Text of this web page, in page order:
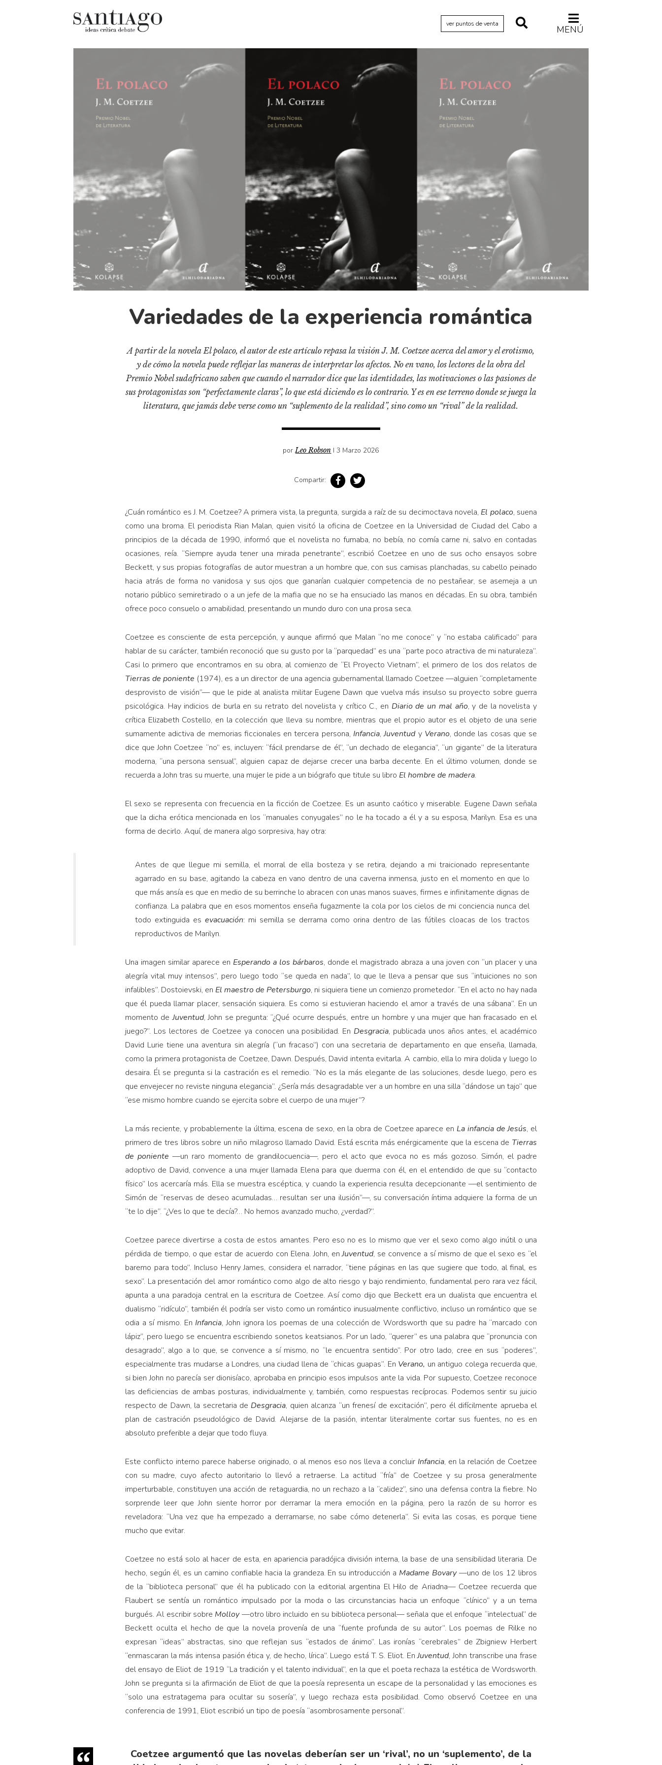
ver puntos de venta MENÚ
Archivo Cenfoto-UDP
Arquetipos de situación
Cine y televisión
Ciudad
Cómics
Diccionario portátil de la literatura
Historia material de los libros
Lagunas mentales
Libros usados
Medioambiente
Pensamiento
Pensamiento ilustrado
Personaje
Personajes secundarios
Política
Sociedad
Turismo accidental
Vidas paralelas
Voces y lecturas
Variedades de la experiencia romántica
A partir de la novela El polaco, el autor de este artículo repasa la visión J. M. Coetzee acerca del amor y el erotismo,
y de cómo la novela puede reflejar las maneras de interpretar los afectos. No en vano, los lectores de la obra del
Premio Nobel sudafricano saben que cuando el narrador dice que las identidades, las motivaciones o las pasiones de
sus protagonistas son “perfectamente claras”, lo que está diciendo es lo contrario. Y es en ese terreno donde se juega la
literatura, que jamás debe verse como un “suplemento de la realidad”, sino como un “rival” de la realidad.
porLeo Robson I 3 Marzo 2026
Compartir:
¿Cuán romántico es J. M. Coetzee? A primera vista, la pregunta, surgida a raíz de su decimoctava novela, El polaco, suena
como una broma. El periodista Rian Malan, quien visitó la oficina de Coetzee en la Universidad de Ciudad del Cabo a
principios de la década de 1990, informó que el novelista no fumaba, no bebía, no comía carne ni, salvo en contadas
ocasiones, reía. “Siempre ayuda tener una mirada penetrante”, escribió Coetzee en uno de sus ocho ensayos sobre
Beckett, y sus propias fotografías de autor muestran a un hombre que, con sus camisas planchadas, su cabello peinado
hacia atrás de forma no vanidosa y sus ojos que ganarían cualquier competencia de no pestañear, se asemeja a un
notario público semiretirado o a un jefe de la mafia que no se ha ensuciado las manos en décadas. En su obra, también
ofrece poco consuelo o amabilidad, presentando un mundo duro con una prosa seca.
Coetzee es consciente de esta percepción, y aunque afirmó que Malan “no me conoce” y “no estaba calificado” para
hablar de su carácter, también reconoció que su gusto por la “parquedad” es una “parte poco atractiva de mi naturaleza”.
Casi lo primero que encontramos en su obra, al comienzo de “El Proyecto Vietnam”, el primero de los dos relatos de
Tierras de poniente (1974), es a un director de una agencia gubernamental llamado Coetzee —alguien “completamente
desprovisto de visión”— que le pide al analista militar Eugene Dawn que vuelva más insulso su proyecto sobre guerra
psicológica. Hay indicios de burla en su retrato del novelista y crítico C., en Diario de un mal año, y de la novelista y
crítica Elizabeth Costello, en la colección que lleva su nombre, mientras que el propio autor es el objeto de una serie
sumamente adictiva de memorias ficcionales en tercera persona, Infancia,Juventudy Verano, donde las cosas que se
dice que John Coetzee “no” es, incluyen: “fácil prendarse de él”, “un dechado de elegancia”, “un gigante” de la literatura
moderna, “una persona sensual”, alguien capaz de dejarse crecer una barba decente. En el último volumen, donde se
recuerda a John tras su muerte, una mujer le pide a un biógrafo que titule su libro El hombre de madera.
El sexo se representa con frecuencia en la ficción de Coetzee. Es un asunto caótico y miserable. Eugene Dawn señala
que la dicha erótica mencionada en los “manuales conyugales” no le ha tocado a él y a su esposa, Marilyn. Esa es una
forma de decirlo. Aquí, de manera algo sorpresiva, hay otra:
Antes de que llegue mi semilla, el morral de ella bosteza y se retira, dejando a mi traicionado representante
agarrado en su base, agitando la cabeza en vano dentro de una caverna inmensa, justo en el momento en que lo
que más ansía es que en medio de su berrinche lo abracen con unas manos suaves, firmes e infinitamente dignas de
confianza. La palabra que en esos momentos enseña fugazmente la cola por los cielos de mi conciencia nunca del
todo extinguida esevacuación: mi semilla se derrama como orina dentro de las fútiles cloacas de los tractos
reproductivos de Marilyn.
Una imagen similar aparece en Esperando a los bárbaros, donde el magistrado abraza a una joven con “un placer y una
alegría vital muy intensos”, pero luego todo “se queda en nada”, lo que le lleva a pensar que sus “intuiciones no son
infalibles”. Dostoievski, en El maestro de Petersburgo, ni siquiera tiene un comienzo prometedor. “En el acto no hay nada
que él pueda llamar placer, sensación siquiera. Es como si estuvieran haciendo el amor a través de una sábana”. En un
momento deJuventud, John se pregunta: “¿Qué ocurre después, entre un hombre y una mujer que han fracasado en el
juego?”. Los lectores de Coetzee ya conocen una posibilidad. En Desgracia, publicada unos años antes, el académico
David Lurie tiene una aventura sin alegría (“un fracaso”) con una secretaria de departamento en que enseña, llamada,
como la primera protagonista de Coetzee, Dawn. Después, David intenta evitarla. A cambio, ella lo mira dolida y luego lo
desaira. Él se pregunta si la castración es el remedio. “No es la más elegante de las soluciones, desde luego, pero es
que envejecer no reviste ninguna elegancia”. ¿Sería más desagradable ver a un hombre en una silla “dándose un tajo” que
“ese mismo hombre cuando se ejercita sobre el cuerpo de una mujer”?
La más reciente, y probablemente la última, escena de sexo, en la obra de Coetzee aparece en La infancia de Jesús, el
primero de tres libros sobre un niño milagroso llamado David. Está escrita más enérgicamente que la escena de Tierras
de poniente —un raro momento de grandilocuencia—, pero el acto que evoca no es más gozoso. Simón, el padre
adoptivo de David, convence a una mujer llamada Elena para que duerma con él, en el entendido de que su “contacto
físico” los acercaría más. Ella se muestra escéptica, y cuando la experiencia resulta decepcionante —el sentimiento de
Simón de “reservas de deseo acumuladas… resultan ser una ilusión”—, su conversación íntima adquiere la forma de un
“te lo dije”. “¿Ves lo que te decía?… No hemos avanzado mucho, ¿verdad?”.
Coetzee parece divertirse a costa de estos amantes. Pero eso no es lo mismo que ver el sexo como algo inútil o una
pérdida de tiempo, o que estar de acuerdo con Elena. John, enJuventud, se convence a sí mismo de que el sexo es “el
baremo para todo”. Incluso Henry James, considera el narrador, “tiene páginas en las que sugiere que todo, al final, es
sexo”. La presentación del amor romántico como algo de alto riesgo y bajo rendimiento, fundamental pero rara vez fácil,
apunta a una paradoja central en la escritura de Coetzee. Así como dijo que Beckett era un dualista que encuentra el
dualismo “ridículo”, también él podría ser visto como un romántico inusualmente conflictivo, incluso un romántico que se
odia a sí mismo. En Infancia, John ignora los poemas de una colección de Wordsworth que su padre ha “marcado con
lápiz”, pero luego se encuentra escribiendo sonetos keatsianos. Por un lado, “querer” es una palabra que “pronuncia con
desagrado”, algo a lo que, se convence a sí mismo, no “le encuentra sentido”. Por otro lado, cree en sus “poderes”,
especialmente tras mudarse a Londres, una ciudad llena de “chicas guapas”. En Verano, un antiguo colega recuerda que,
si bien John no parecía ser dionisíaco, aprobaba en principio esos impulsos ante la vida. Por supuesto, Coetzee reconoce
las deficiencias de ambas posturas, individualmente y, también, como respuestas recíprocas. Podemos sentir su juicio
respecto de Dawn, la secretaria de Desgracia, quien alcanza “un frenesí de excitación”, pero él difícilmente aprueba el
plan de castración pseudológico de David. Alejarse de la pasión, intentar literalmente cortar sus fuentes, no es en
absoluto preferible a dejar que todo fluya.
Este conflicto interno parece haberse originado, o al menos eso nos lleva a concluir Infancia, en la relación de Coetzee
con su madre, cuyo afecto autoritario lo llevó a retraerse. La actitud “fría” de Coetzee y su prosa generalmente
imperturbable, constituyen una acción de retaguardia, no un rechazo a la “calidez”, sino una defensa contra la fiebre. No
sorprende leer que John siente horror por derramar la mera emoción en la página, pero la razón de su horror es
reveladora: “Una vez que ha empezado a derramarse, no sabe cómo detenerla”. Si evita las cosas, es porque tiene
mucho que evitar.
Coetzee no está solo al hacer de esta, en apariencia paradójica división interna, la base de una sensibilidad literaria. De
hecho, según él, es un camino confiable hacia la grandeza. En su introducción a Madame Bovary—uno de los 12 libros
de la “biblioteca personal” que él ha publicado con la editorial argentina El Hilo de Ariadna— Coetzee recuerda que
Flaubert se sentía un romántico impulsado por la moda o las circunstancias hacia un enfoque “clínico” y a un tema
burgués. Al escribir sobre Molloy—otro libro incluido en su biblioteca personal— señala que el enfoque “intelectual” de
Beckett oculta el hecho de que la novela provenía de una “fuente profunda de su autor”. Los poemas de Rilke no
expresan “ideas” abstractas, sino que reflejan sus “estados de ánimo”. Las ironías “cerebrales” de Zbigniew Herbert
“enmascaran la más intensa pasión ética y, de hecho, lírica”. Luego está T. S. Eliot. EnJuventud, John transcribe una frase
del ensayo de Eliot de 1919 “La tradición y el talento individual”, en la que el poeta rechaza la estética de Wordsworth.
John se pregunta si la afirmación de Eliot de que la poesía representa un escape de la personalidad y las emociones es
“solo una estratagema para ocultar su sosería”, y luego rechaza esta posibilidad. Como observó Coetzee en una
conferencia de 1991, Eliot escribió un tipo de poesía “asombrosamente personal”.
Coetzee argumentó que las novelas deberían ser un ‘rival’, no un ‘suplemento’, de la